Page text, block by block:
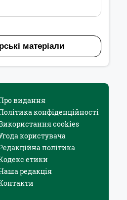
матеріали
видання
конфіденційності
cookies
користувача
політика
етики
редакція